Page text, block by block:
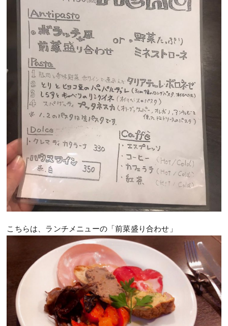
こちらは、ランチメニューの「前菜盛り合わせ」